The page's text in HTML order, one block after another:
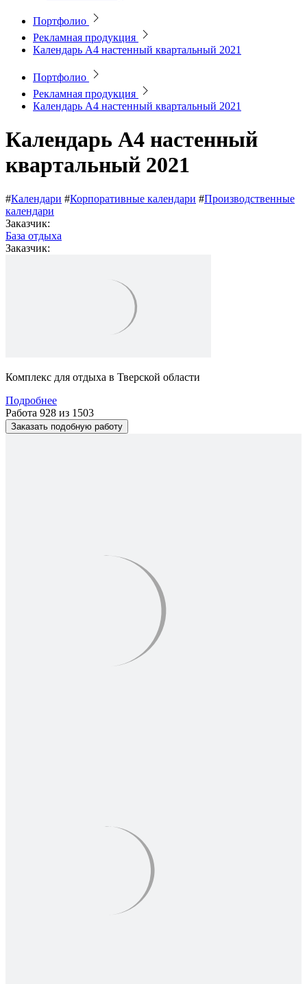
Портфолио
Рекламная продукция
Календарь А4 настенный квартальный 2021
Портфолио
Рекламная продукция
Календарь А4 настенный квартальный 2021
Календарь А4 настенный
квартальный 2021
#Календари #Корпоративные календари #Производственные
календари
Заказчик:
База отдыха
Заказчик:
Комплекс для отдыха в Тверской области
Подробнее
Работа 928 из 1503
Заказать подобную работу